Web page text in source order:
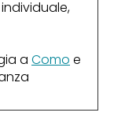
a Como e